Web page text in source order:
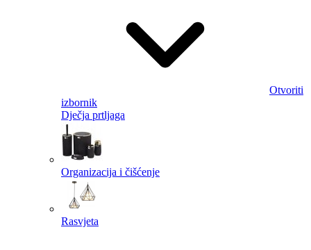
Otvoriti
izbornik
Dječja prtljaga
Organizacija i čišćenje
Rasvjeta